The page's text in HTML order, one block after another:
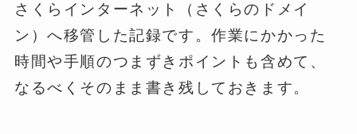
さくらインターネット（さくらのドメイ
ン）へ移管した記録です。作業にかかった
時間や手順のつまずきポイントも含めて、
なるべくそのまま書き残しておきます。